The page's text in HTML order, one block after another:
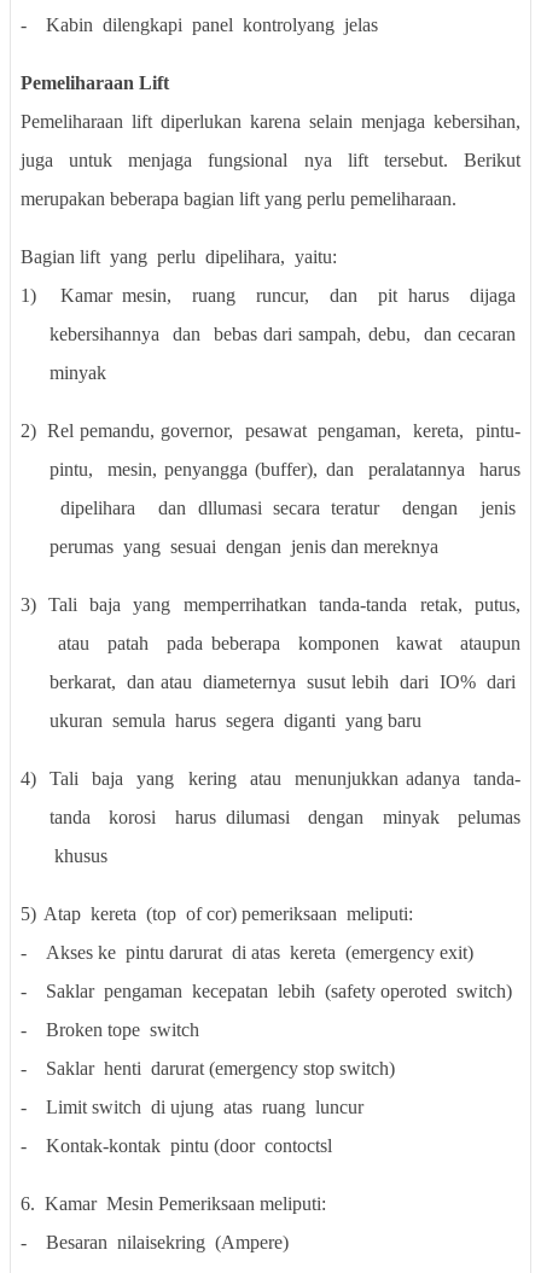
-
Kabin dilengkapi panel kontrolyang jelas
Pemeliharaan Lift
Pemeliharaan lift diperlukan karena selain menjaga kebersihan,
juga untuk menjaga fungsional nya lift tersebut. Berikut
merupakan beberapa bagian lift yang perlu pemeliharaan.
Bagian lift yang perlu dipelihara, yaitu:
1)
Kamar mesin, ruang runcur, dan pit harus
dijaga
kebersihannya
dan bebas dari sampah, debu,
dan cecaran
minyak
2) Rel pemandu, governor, pesawat pengaman, kereta,
pintu-
pintu,
mesin, penyangga (buffer), dan peralatannya
harus
dipelihara
dan dllumasi secara teratur dengan
jenis
perumas yang sesuai dengan jenis dan mereknya
3) Tali baja yang memperrihatkan tanda-tanda retak,
putus,
atau
patah pada beberapa komponen kawat
ataupun
berkarat, dan atau diameternya susut lebih dari IO% dari
ukuran semula harus segera diganti yang baru
4) Tali baja yang kering atau menunjukkan adanya
tanda-
tanda
korosi harus dilumasi dengan minyak
pelumas
khusus
5) Atap kereta (top of cor) pemeriksaan meliputi:
-
Akses ke pintu darurat di atas kereta (emergency exit)
-
Saklar pengaman kecepatan lebih (safety operoted switch)
-
Broken tope switch
-
Saklar henti darurat (emergency stop switch)
-
Limit switch di ujung atas ruang luncur
-
Kontak-kontak pintu (door contoctsl
6. Kamar Mesin Pemeriksaan meliputi:
-
Besaran nilaisekring (Ampere)